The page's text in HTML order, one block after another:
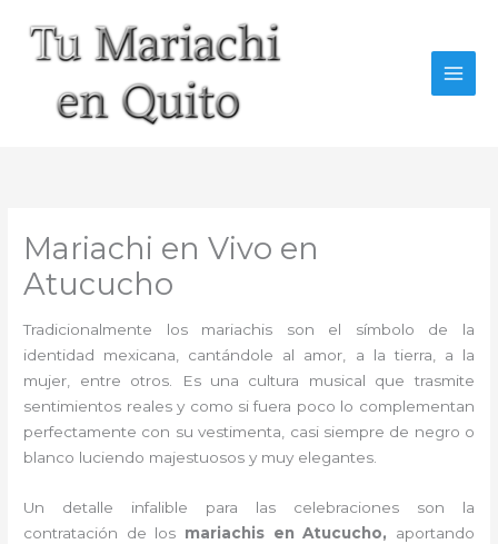
contenido
Mariachi en Vivo en
Atucucho
Tradicionalmente los mariachis son el símbolo de la
identidad mexicana, cantándole al amor, a la tierra, a la
mujer, entre otros. Es una cultura musical que trasmite
sentimientos reales y como si fuera poco lo complementan
perfectamente con su vestimenta, casi siempre de negro o
blanco luciendo majestuosos y muy elegantes.
Un detalle infalible para las celebraciones son la
contratación de los mariachis en Atucucho, aportando